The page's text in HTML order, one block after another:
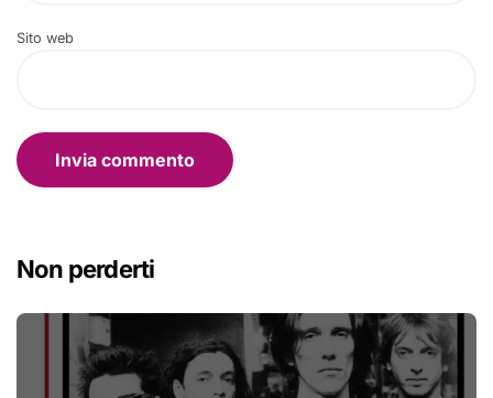
Sito web
Non perderti